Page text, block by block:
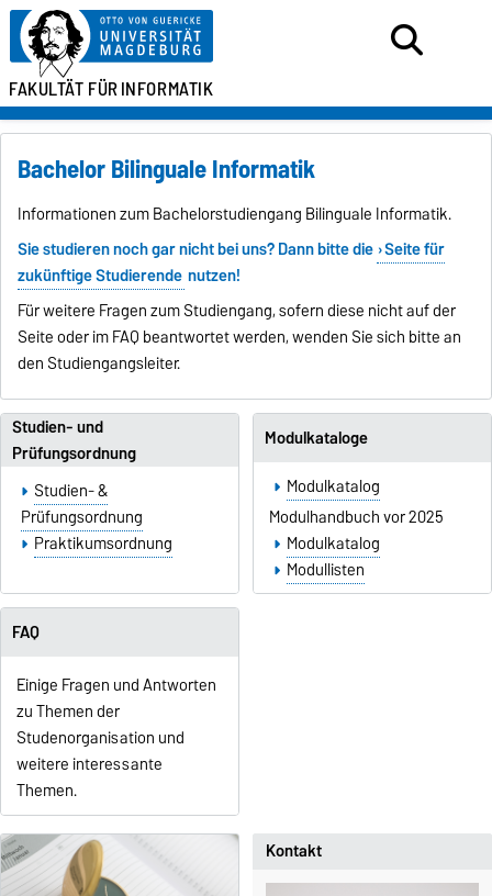
FAKULTÄT FÜRINFORMATIK
Bachelor Bilinguale Informatik
Informationen zum Bachelorstudiengang Bilinguale Informatik.
Sie studieren noch gar nicht bei uns? Dann bitte die Seite für
zukünftige Studierende nutzen!
Für weitere Fragen zum Studiengang, sofern diese nicht auf der
Seite oder im FAQ beantwortet werden, wenden Sie sich bitte an
den Studiengangsleiter.
Studien- und
Prüfungsordnung
Studien- &
Prüfungsordnung
Praktikumsordnung
Modulkataloge
Modulkatalog
Modulhandbuch vor 2025
Modulkatalog
Modullisten
FAQ
Einige Fragen und Antworten
zu Themen der
Studenorganisation und
weitere interessante
Themen.
Kontakt